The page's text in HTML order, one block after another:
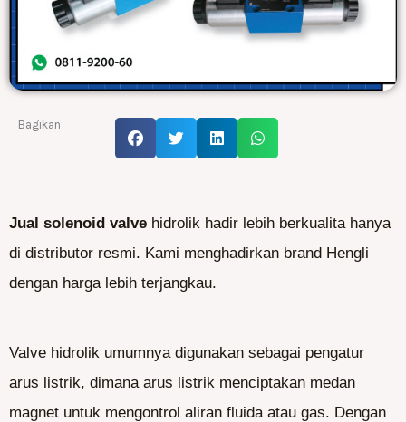
Bagikan
Jual solenoid valve hidrolik hadir lebih berkualita hanya
di distributor resmi. Kami menghadirkan brand Hengli
dengan harga lebih terjangkau.
Valve hidrolik umumnya digunakan sebagai pengatur
arus listrik, dimana arus listrik menciptakan medan
magnet untuk mengontrol aliran fluida atau gas. Dengan